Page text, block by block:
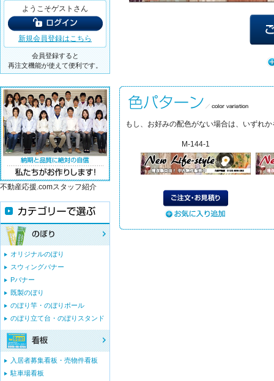
もし、お好みの配色がない場合は、いずれ
M-144-1
ようこそゲストさん
新規会員登録はこちら
会員登録すると
再注文機能が使えて便利です。
不動産応援.comスタッフ紹介
オリジナルのぼり
スウィングバナー
Pバナー
既製のぼり
のぼり竿・のぼりポール
のぼり立て台・のぼりスタンド
入居者募集看板・売物件看板
駐車場看板